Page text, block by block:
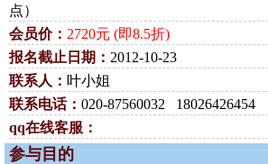
点）
会员价： 2720元 (即8.5折)
报名截止日期： 2012-10-23
联系人： 叶小姐
联系电话： 020-87560032 18026426454
qq在线客服：
参与目的